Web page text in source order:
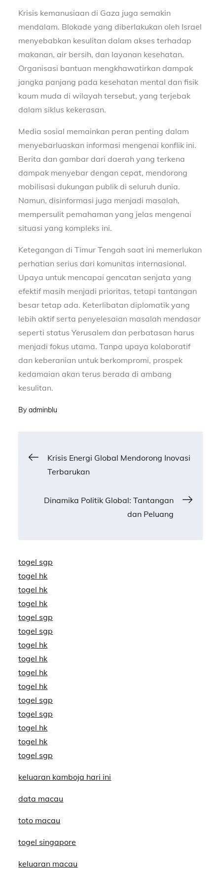
Krisis kemanusiaan di Gaza juga semakin
mendalam. Blokade yang diberlakukan oleh Israel
menyebabkan kesulitan dalam akses terhadap
makanan, air bersih, dan layanan kesehatan.
Organisasi bantuan mengkhawatirkan dampak
jangka panjang pada kesehatan mental dan fisik
kaum muda di wilayah tersebut, yang terjebak
dalam siklus kekerasan.
Media sosial memainkan peran penting dalam
menyebarluaskan informasi mengenai konflik ini.
Berita dan gambar dari daerah yang terkena
dampak menyebar dengan cepat, mendorong
mobilisasi dukungan publik di seluruh dunia.
Namun, disinformasi juga menjadi masalah,
mempersulit pemahaman yang jelas mengenai
situasi yang kompleks ini.
Ketegangan di Timur Tengah saat ini memerlukan
perhatian serius dari komunitas internasional.
Upaya untuk mencapai gencatan senjata yang
efektif masih menjadi prioritas, tetapi tantangan
besar tetap ada. Keterlibatan diplomatik yang
lebih aktif serta penyelesaian masalah mendasar
seperti status Yerusalem dan perbatasan harus
menjadi fokus utama. Tanpa upaya kolaboratif
dan keberanian untuk berkompromi, prospek
kedamaian akan terus berada di ambang
kesulitan.
Byadminblu
Post
Krisis Energi Global Mendorong Inovasi
Terbarukan
Dinamika Politik Global: Tantangan
dan Peluang
togel sgp
togel hk
togel hk
togel hk
togel sgp
togel sgp
togel hk
togel hk
togel hk
togel hk
togel sgp
togel sgp
togel hk
togel hk
togel sgp
keluaran kamboja hari ini
data macau
toto macau
togel singapore
keluaran macau